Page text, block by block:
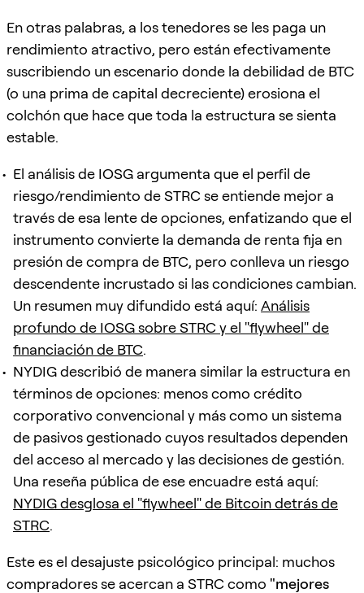
En otras palabras, a los tenedores se les paga un
rendimiento atractivo, pero están efectivamente
suscribiendo un escenario donde la debilidad de BTC
(o una prima de capital decreciente) erosiona el
colchón que hace que toda la estructura se sienta
estable.
El análisis de IOSG argumenta que el perfil de
riesgo/rendimiento de STRC se entiende mejor a
través de esa lente de opciones, enfatizando que el
instrumento convierte la demanda de renta fija en
presión de compra de BTC, pero conlleva un riesgo
descendente incrustado si las condiciones cambian.
Un resumen muy difundido está aquí: Análisis
profundo de IOSG sobre STRC y el "flywheel" de
financiación de BTC.
NYDIG describió de manera similar la estructura en
términos de opciones: menos como crédito
corporativo convencional y más como un sistema
de pasivos gestionado cuyos resultados dependen
del acceso al mercado y las decisiones de gestión.
Una reseña pública de ese encuadre está aquí:
NYDIG desglosa el "flywheel" de Bitcoin detrás de
STRC.
Este es el desajuste psicológico principal: muchos
compradores se acercan a STRC como "mejores